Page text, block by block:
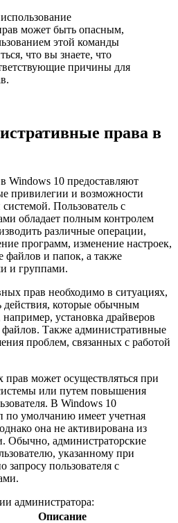
может быть опасным,
этой команды
что вы знаете, что
причины для
права в
Windows 10 предоставляют
привилегии и возможности
Пользователь с
обладает полным контролем
различные операции,
программ, изменение настроек,
файлов и папок, а также
и группами.
прав необходимо в ситуациях,
действия, которые обычным
установка драйверов
Также административные
проблем, связанных с работой
может осуществляться при
или путем повышения
В Windows 10
по умолчанию имеет учетная
она не активирована из
Обычно, администраторские
указанному при
запросу пользователя с
администратора:
Описание